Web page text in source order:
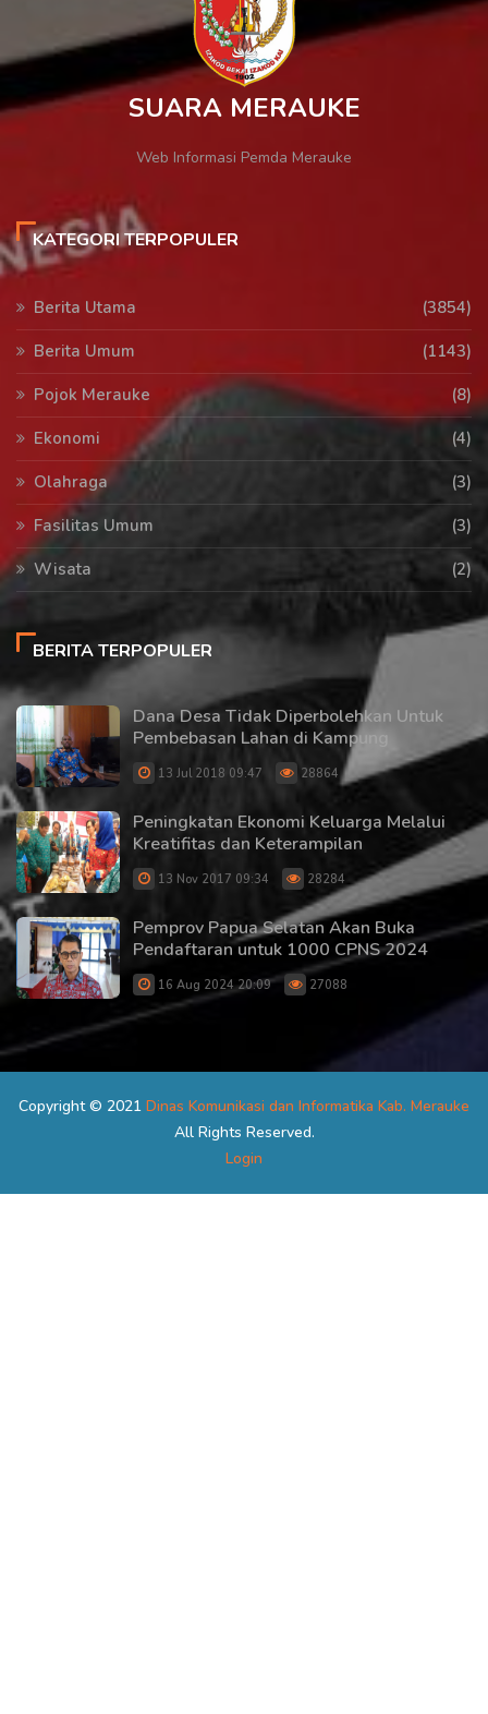
SUARA MERAUKE
Web Informasi Pemda Merauke
KATEGORI TERPOPULER
Berita Utama
(3854)
Berita Umum
(1143)
Pojok Merauke
(8)
Ekonomi
(4)
Olahraga
(3)
Fasilitas Umum
(3)
Wisata
(2)
BERITA TERPOPULER
Dana Desa Tidak Diperbolehkan Untuk
Pembebasan Lahan di Kampung
13 Jul 2018 09:47 28864
Peningkatan Ekonomi Keluarga Melalui
Kreatifitas dan Keterampilan
13 Nov 2017 09:34 28284
Pemprov Papua Selatan Akan Buka
Pendaftaran untuk 1000 CPNS 2024
16 Aug 2024 20:09 27088
Copyright © 2021 Dinas Komunikasi dan Informatika Kab. Merauke
All Rights Reserved.
Login